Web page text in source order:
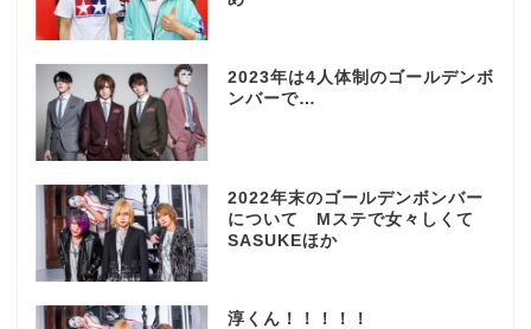
2023年は4人体制のゴールデンボ
ンバーで…
2022年末のゴールデンボンバー
について Mステで女々しくて
SASUKEほか
淳くん！！！！！